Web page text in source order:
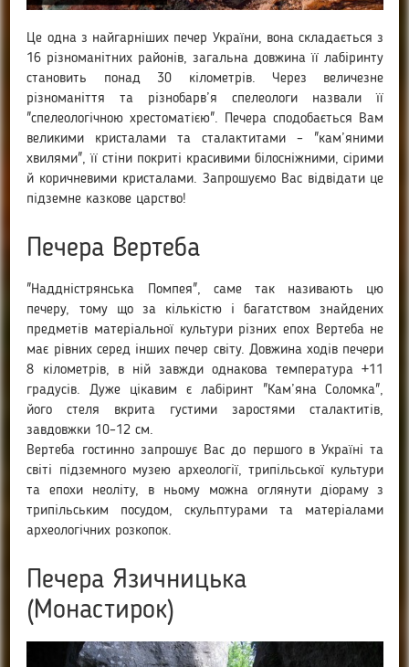
Це одна з найгарніших печер України, вона складається з
16 різноманітних районів, загальна довжина її лабіринту
становить понад 30 кілометрів. Через величезне
різноманіття та різнобарв’я спелеологи назвали її
"спелеологічною хрестоматією". Печера сподобається Вам
великими кристалами та сталактитами – "кам’яними
хвилями", її стіни покриті красивими білосніжними, сірими
й коричневими кристалами. Запрошуємо Вас відвідати це
підземне казкове царство!
Печера Вертеба
"Наддністрянська Помпея", саме так називають цю
печеру, тому що за кількістю і багатством знайдених
предметів матеріальної культури різних епох Вертеба не
має рівних серед інших печер світу. Довжина ходів печери
8 кілометрів, в ній завжди однакова температура +11
градусів. Дуже цікавим є лабіринт "Кам’яна Соломка",
його стеля вкрита густими заростями сталактитів,
завдовжки 10–12 см.
Вертеба гостинно запрошує Вас до першого в Україні та
світі підземного музею археології, трипільської культури
та епохи неоліту, в ньому можна оглянути діораму з
трипільським посудом, скульптурами та матеріалами
археологічних розкопок.
Печера Язичницька
(Монастирок)